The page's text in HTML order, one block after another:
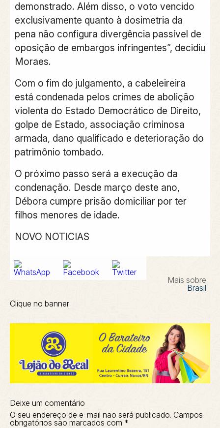
demonstrado. Além disso, o voto vencido
exclusivamente quanto à dosimetria da
pena não configura divergência passível de
oposição de embargos infringentes”, decidiu
Moraes.
Com o fim do julgamento, a cabeleireira
está condenada pelos crimes de abolição
violenta do Estado Democrático de Direito,
golpe de Estado, associação criminosa
armada, dano qualificado e deterioração do
patrimônio tombado.
O próximo passo será a execução da
condenação. Desde março deste ano,
Débora cumpre prisão domiciliar por ter
filhos menores de idade.
NOVO NOTICIAS
Mais sobre
Brasil
Clique no banner
Deixe um comentário
O seu endereço de e-mail não será publicado. Campos
obrigatórios são marcados com *